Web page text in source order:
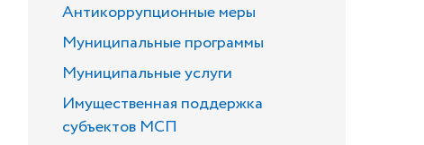
Антикоррупционные меры
Муниципальные программы
Муниципальные услуги
Имущественная поддержка
субъектов МСП